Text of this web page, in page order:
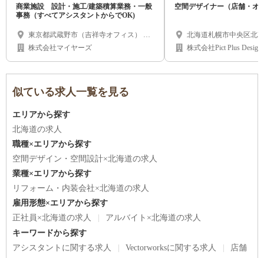
商業施設 設計・施工/建築積算業務・一般
事務（すべてアシスタントからでOK)
東京都武蔵野市（吉祥寺オフィス） 北
海道札幌市（札幌オフィス）
株式会社マイヤーズ
ザイナー◆新卒歓迎
空間デザイナー（店舗・オ
北海道札幌市中央区北2
Wall 2F
株式会社Pict Plus Design
似ている求人一覧を見る
エリアから探す
北海道の求人
職種×エリアから探す
空間デザイン・空間設計×北海道の求人
業種×エリアから探す
リフォーム・内装会社×北海道の求人
雇用形態×エリアから探す
正社員×北海道の求人
アルバイト×北海道の求人
キーワードから探す
アシスタントに関する求人
Vectorworksに関する求人
店舗